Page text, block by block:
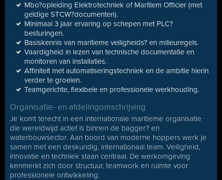
Mbo?opleiding Elektrotechniek of Maritiem Officier (met
geldige STCW?documenten).
Minimaal 3 jaar ervaring op schepen met PLC?
besturingen.
Basiskennis van maritieme veiligheids? en milieuregels.
Vaardigheid in lezen van technische documentatie en
monitoren van installaties.
Affiniteit met automatiseringstechniek en de ambitie hierin
verder te groeien.
Teamgerichte, flexibele en professionele werkhouding.
Organisatie- en afdelingomschrijving
Je komt terecht in een internationale maritieme organisatie
die wereldwijd actief is binnen de bagger? en
waterbouwsector. Aan boord van moderne hoppers werk je
samen met een deskundig, internationaal team. Veiligheid,
innovatie en techniek staan centraal. De werkomgeving
kenmerkt zich door structuur, teamwork en ruimte voor
professionele ontwikkeling.